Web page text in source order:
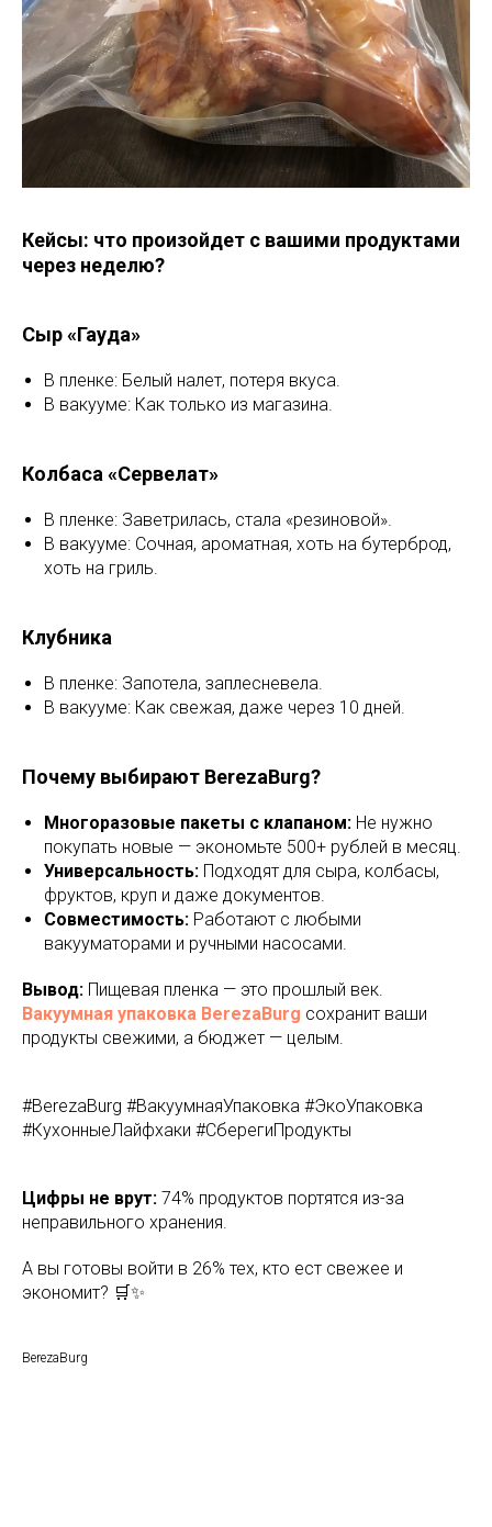
Кейсы: что произойдет с вашими продуктами
через неделю?
Сыр «Гауда»
В пленке: Белый налет, потеря вкуса.
В вакууме: Как только из магазина.
Колбаса «Сервелат»
В пленке: Заветрилась, стала «резиновой».
В вакууме: Сочная, ароматная, хоть на бутерброд,
хоть на гриль.
Клубника
В пленке: Запотела, заплесневела.
В вакууме: Как свежая, даже через 10 дней.
Почему выбирают BerezaBurg?
Многоразовые пакеты с клапаном: Не нужно
покупать новые — экономьте 500+ рублей в месяц.
Универсальность: Подходят для сыра, колбасы,
фруктов, круп и даже документов.
Совместимость: Работают с любыми
вакууматорами и ручными насосами.
Вывод: Пищевая пленка — это прошлый век.
Вакуумная упаковка BerezaBurg сохранит ваши
продукты свежими, а бюджет — целым.
#BerezaBurg #ВакуумнаяУпаковка #ЭкоУпаковка
#КухонныеЛайфхаки #СберегиПродукты
Цифры не врут: 74% продуктов портятся из-за
неправильного хранения.
А вы готовы войти в 26% тех, кто ест свежее и
экономит? 🛒✨
BerezaBurg